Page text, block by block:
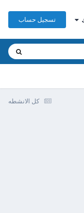
تسجيل حساب
كل الانشطه